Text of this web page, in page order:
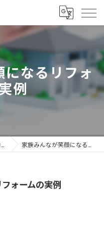
になるリフォ
例
家族みんなが笑顔になるリフォームの実例
ォームの実例